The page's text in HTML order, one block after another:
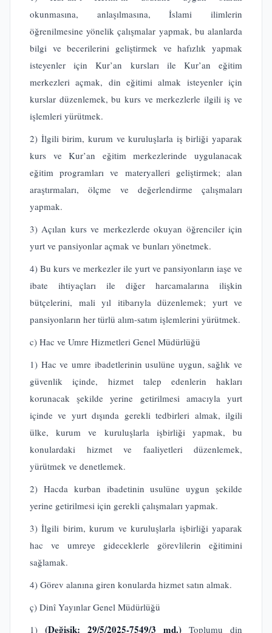
okunmasına, anlaşılmasına, İslami ilimlerin
öğrenilmesine yönelik çalışmalar yapmak, bu alanlarda
bilgi ve becerilerini geliştirmek ve hafızlık yapmak
isteyenler için Kur’an kursları ile Kur’an eğitim
merkezleri açmak, din eğitimi almak isteyenler için
kurslar düzenlemek, bu kurs ve merkezlerle ilgili iş ve
işlemleri yürütmek.
2) İlgili birim, kurum ve kuruluşlarla iş birliği yaparak
kurs ve Kur’an eğitim merkezlerinde uygulanacak
eğitim programları ve materyalleri geliştirmek; alan
araştırmaları, ölçme ve değerlendirme çalışmaları
yapmak.
3) Açılan kurs ve merkezlerde okuyan öğrenciler için
yurt ve pansiyonlar açmak ve bunları yönetmek.
4) Bu kurs ve merkezler ile yurt ve pansiyonların iaşe ve
ibate ihtiyaçları ile diğer harcamalarına ilişkin
bütçelerini, mali yıl itibarıyla düzenlemek; yurt ve
pansiyonların her türlü alım-satım işlemlerini yürütmek.
c) Hac ve Umre Hizmetleri Genel Müdürlüğü
1) Hac ve umre ibadetlerinin usulüne uygun, sağlık ve
güvenlik içinde, hizmet talep edenlerin hakları
korunacak şekilde yerine getirilmesi amacıyla yurt
içinde ve yurt dışında gerekli tedbirleri almak, ilgili
ülke, kurum ve kuruluşlarla işbirliği yapmak, bu
konulardaki hizmet ve faaliyetleri düzenlemek,
yürütmek ve denetlemek.
2) Hacda kurban ibadetinin usulüne uygun şekilde
yerine getirilmesi için gerekli çalışmaları yapmak.
3) İlgili birim, kurum ve kuruluşlarla işbirliği yaparak
hac ve umreye gideceklerle görevlilerin eğitimini
sağlamak.
4) Görev alanına giren konularda hizmet satın almak.
ç) Dinî Yayınlar Genel Müdürlüğü
1) (Değişik: 29/5/2025-7549/3 md.) Toplumu din